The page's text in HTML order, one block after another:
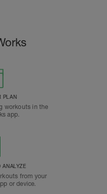
PLAN
workouts in the
app.
ANALYZE
from your
or device.